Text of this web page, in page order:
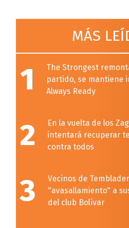
MÁS
1
The Strongest
partido, se mantiene
Always Ready
2
En la vuelta de los
intentará recuperar
contra todos
3
Vecinos de
"avasallamiento" a
del club Bolívar